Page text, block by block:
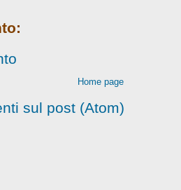
Home page
sul post (Atom)